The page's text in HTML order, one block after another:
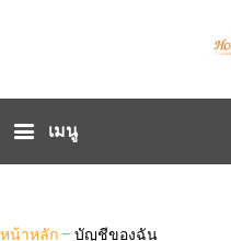
เมนู
หน้าหลัก – บัญชีของฉัน